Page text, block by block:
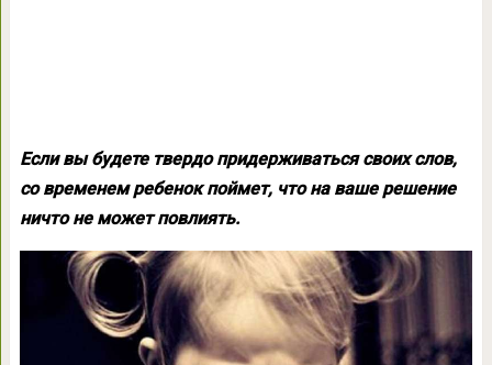
Если вы будете твердо придерживаться своих слов,
со временем ребенок поймет, что на ваше решение
ничто не может повлиять.